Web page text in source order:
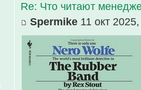
Re: Что читают
Spermike 11 окт